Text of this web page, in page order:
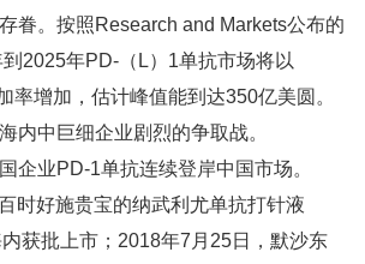
眷。按照Research and Markets公布的
2025年PD-（L）1单抗市场将以
率增加，估计峰值能到达350亿美圆。
内中巨细企业剧烈的争取战。
企业PD-1单抗连续登岸中国市场。
时好施贵宝的纳武利尤单抗打针液
内获批上市；2018年7月25日，默沙东